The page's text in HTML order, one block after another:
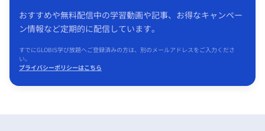
おすすめや無料配信中の学習動画や記事、お得なキャンペー
ン情報など定期的に配信しています。
すでにGLOBIS学び放題へご登録済みの方は、別のメールアドレスをご入力くださ
い。
プライバシーポリシーはこちら